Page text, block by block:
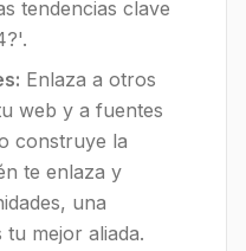
tendencias clave
Enlaza a otros
web y a fuentes
construye la
te enlaza y
una
tu mejor aliada.